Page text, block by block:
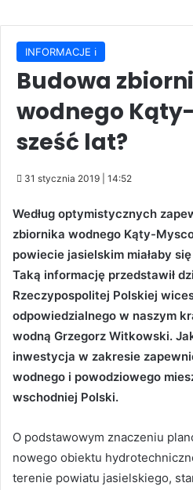
INFORMACJE ℹ️
Budowa
wodnego
sześć lat?
31 stycznia 2019 | 14:52
Według optymistycznych
zbiornika wodnego Kąty-
powiecie jasielskim miałaby
Taką informację przedstawił
Rzeczypospolitej Polskiej
odpowiedzialnego w naszym
wodną Grzegorz Witkowski.
inwestycja w zakresie
wodnego i powodziowego
wschodniej Polski.
O podstawowym znaczeniu
nowego obiektu
terenie powiatu jasielskiego,